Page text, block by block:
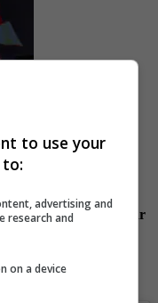
Milei el nuevo
hielo. Es hora de pasar
mi vida
con el futuro
triunfar”, contó
to use your
advertising and
research and
on a device